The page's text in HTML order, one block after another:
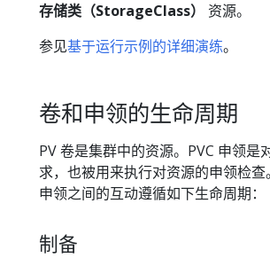
存储类（StorageClass）
资源。
参见基于运行示例的详细演练。
卷和申领的生命周期
PV 卷是集群中的资源。PVC 申领是
求，也被用来执行对资源的申领检查
申领之间的互动遵循如下生命周期：
制备